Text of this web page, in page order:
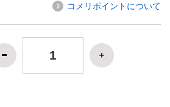
コメリポイントについて